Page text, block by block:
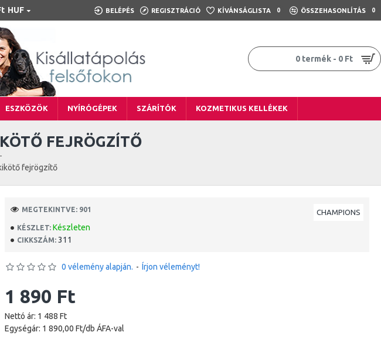
HUF BELÉPÉS REGISZTRÁCIÓ KÍVÁNSÁGLISTA 0 ÖSSZEHASONLÍTÁS 0
0 termék - 0 Ft
ESZKÖZÖK NYÍRÓGÉPEK SZÁRÍTÓK KOZMETIKUS KELLÉKEK
fejrögzítő
FEJRÖGZÍTŐ
KÉSZLET: Készleten
CIKKSZÁM: 311
CHAMPIONS
MEGTEKINTVE: 901
0 vélemény alapján. - Írjon véleményt!
1 890 Ft
Nettó ár: 1 488 Ft
Egységár: 1 890,00 Ft/db ÁFA-val